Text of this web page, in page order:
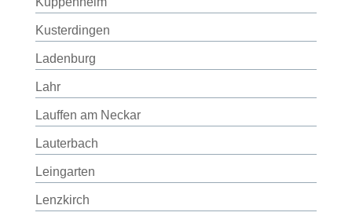
Kusterdingen
Ladenburg
Lahr
Lauffen am Neckar
Lauterbach
Leingarten
Lenzkirch